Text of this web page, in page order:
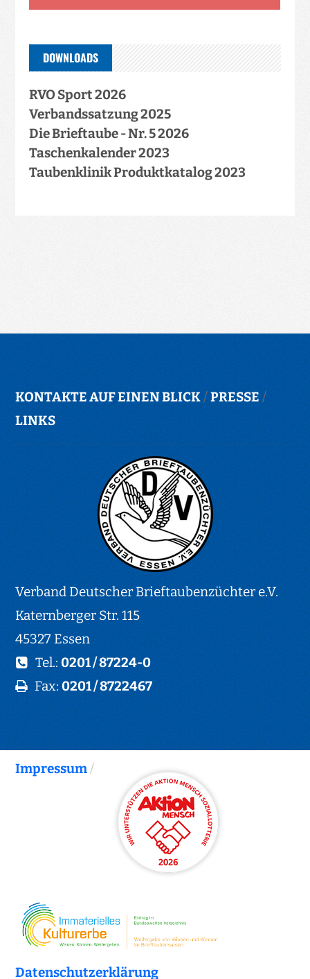
DOWNLOADS
RVO Sport 2026
Verbandssatzung 2025
Die Brieftaube - Nr. 5 2026
Taschenkalender 2023
Taubenklinik Produktkatalog 2023
KONTAKTE AUF EINEN BLICK/PRESSE /
LINKS
Verband Deutscher Brieftaubenzüchter e.V.
Katernberger Str. 115
45327 Essen
Tel.:0201 / 87224-0
Fax:0201 / 8722467
Impressum/
Datenschutzerklärung